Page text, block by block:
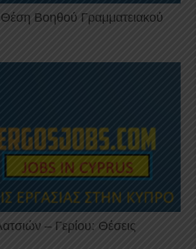
Βοηθού Γραμματειακού
– Γερίου: Θέσεις